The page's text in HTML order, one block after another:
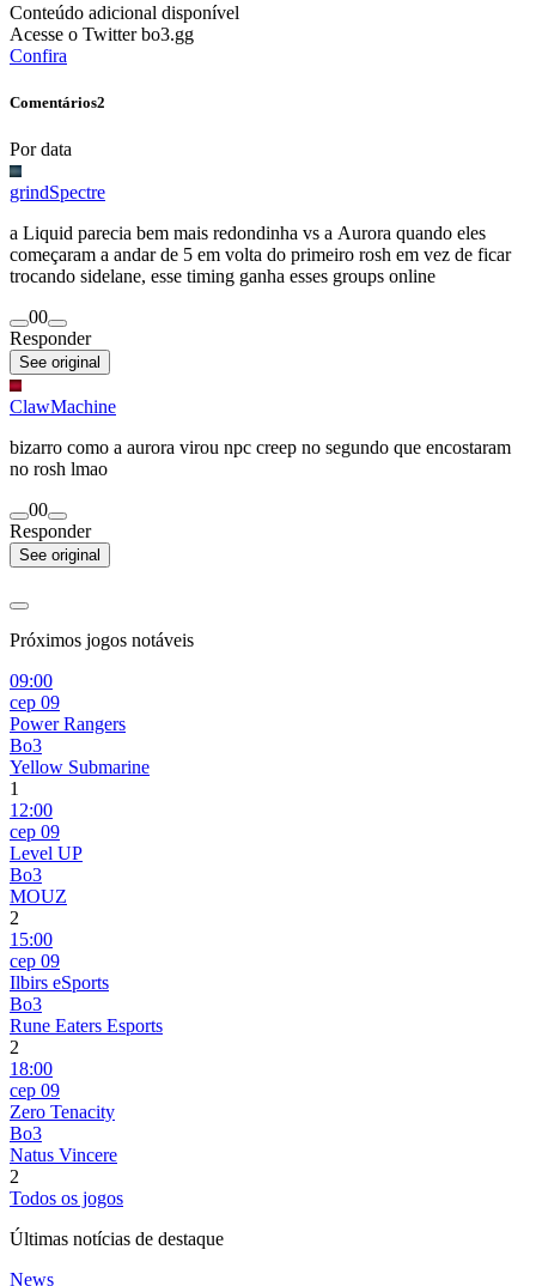
Conteúdo adicional disponível
Acesse o Twitter bo3.gg
Confira
Comentários2
Por data
grindSpectre
a Liquid parecia bem mais redondinha vs a Aurora quando eles
começaram a andar de 5 em volta do primeiro rosh em vez de ficar
trocando sidelane, esse timing ganha esses groups online
00
Responder
See original
ClawMachine
bizarro como a aurora virou npc creep no segundo que encostaram
no rosh lmao
00
Responder
See original
Próximos jogos notáveis
09:00
сер 09
Power Rangers
Bo3
Yellow Submarine
1
12:00
сер 09
Level UP
Bo3
MOUZ
2
15:00
сер 09
Ilbirs eSports
Bo3
Rune Eaters Esports
2
18:00
сер 09
Zero Tenacity
Bo3
Natus Vincere
2
Todos os jogos
Últimas notícias de destaque
News